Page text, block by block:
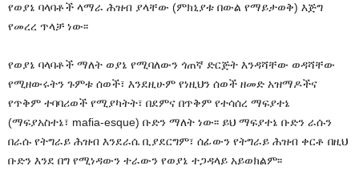
የወያኔ ባላባቶች ላማራ ሕዝብ ያላቸው (ምክኒያቱ በውል የማይታወቅ) እጅግ
የመረረ ጥላቻ ነው፡፡
የወያኔ ባላባቶች ማለት ወያኔ የሚባለውን ጎጠኛ ድርጅት እንዳሻቸው ወዳሻቸው
የሚዘውሩትን ጉምቱ ሰወች፣ እንደዚሁም የነዚህን ሰወች ዘመድ አዝማዶችና
የጥቅም ተባባሪወች የሚያካትት፣ በደምና በጥቅም የተሳሰረ ማፍያተኔ
(ማፍያአስተኔ፣ mafia-esque) ቡድን ማለት ነው፡፡ ይህ ማፍያተኔ ቡድን ራሱን
በራሱ የትግራይ ሕዝብ እንደራሴ ቢያደርግም፣ ሰፊውን የትግራይ ሕዝብ ቀርቶ በዚህ
ቡድን እንደ በግ የሚነዳውን ተራውን የወያኔ ተጋዳላይ አይወክልም፡፡